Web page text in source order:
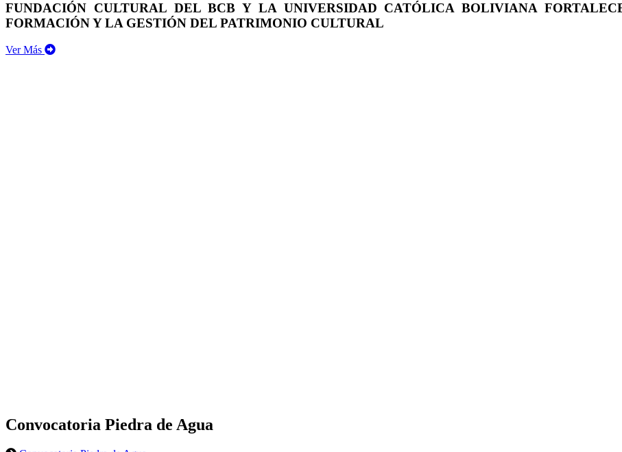
FUNDACIÓN CULTURAL DEL BCB Y LA UNIVERSIDAD CATÓLICA BOLIVIANA
FORMACIÓN Y LA GESTIÓN DEL PATRIMONIO CULTURAL
Ver Más
Convocatoria Piedra de Agua